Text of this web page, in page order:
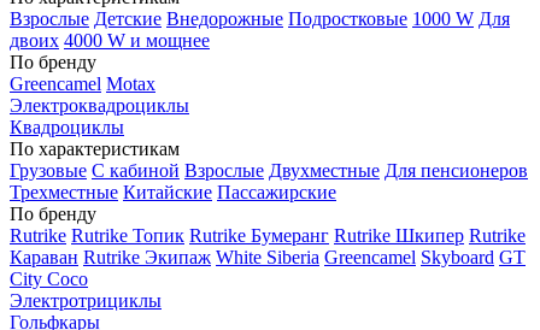
Взрослые Детские Внедорожные Подростковые 1000 W Для
двоих 4000 W и мощнее
По бренду
Greencamel Motax
Электроквадроциклы
Квадроциклы
По характеристикам
Грузовые С кабиной Взрослые Двухместные Для пенсионеров
Трехместные Китайские Пассажирские
По бренду
Rutrike Rutrike Топик Rutrike Бумеранг Rutrike Шкипер Rutrike
Караван Rutrike Экипаж White Siberia Greencamel Skyboard GT
City Coco
Электротрициклы
Гольфкары